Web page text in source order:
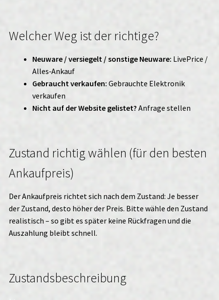
Welcher Weg ist der richtige?
Neuware / versiegelt / sonstige Neuware: LivePrice /
Alles‑Ankauf
Gebraucht verkaufen: Gebrauchte Elektronik
verkaufen
Nicht auf der Website gelistet? Anfrage stellen
Zustand richtig wählen (für den besten
Ankaufpreis)
Der Ankaufpreis richtet sich nach dem Zustand: Je besser
der Zustand, desto höher der Preis. Bitte wähle den Zustand
realistisch – so gibt es später keine Rückfragen und die
Auszahlung bleibt schnell.
Zustandsbeschreibung